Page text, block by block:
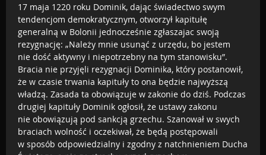
17 maja 1220 roku Dominik, dając świadectwo swym
tendencjom demokratycznym, otworzył kapitułę
generalną w Bolonii jednocześnie zgłaszajac swoją
rezygnację: „Należy mnie usunąć z urzędu, bo jestem
nie dość aktywny i niepotrzebny na tym stanowisku”.
Bracia nie przyjęli rezygnacji Dominika, który postanowił,
że w czasie trwania kapituły to ona będzie najwyższą
władzą. Zasada ta obowiązuje w zakonie do dziś. Podczas
drugiej kapituły Dominik ogłosił, że ustawy zakonu
nie obowiązują pod sankcją grzechu. Szanował w swych
braciach wolność i oczekiwał, że będą postępowali
w sposób odpowiedzialny i zgodny z natchnieniem Ducha